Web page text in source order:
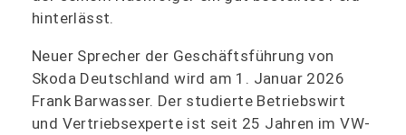
hinterlässt.
Neuer Sprecher der Geschäftsführung von
Skoda Deutschland wird am 1. Januar 2026
Frank Barwasser. Der studierte Betriebswirt
und Vertriebsexperte ist seit 25 Jahren im VW-